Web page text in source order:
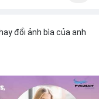
điểm hòa vốn.
đổi ảnh bìa của anh